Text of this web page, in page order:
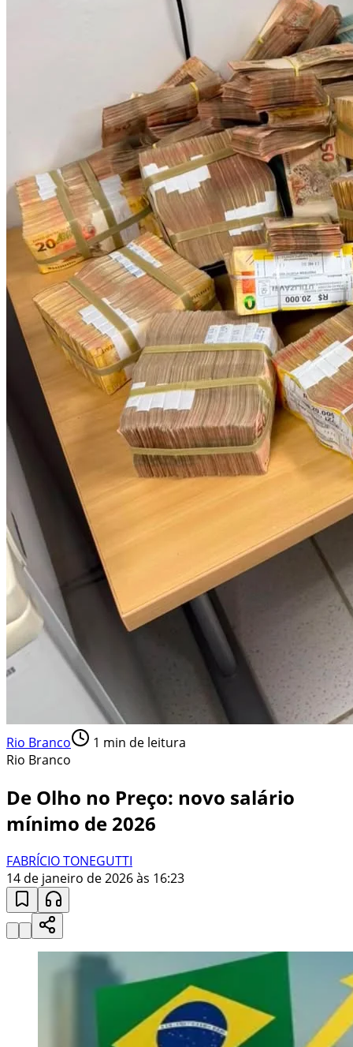
Rio Branco 1 min de leitura
Rio Branco
De Olho no Preço: novo salário
mínimo de 2026
FABRÍCIO TONEGUTTI
14 de janeiro de 2026 às 16:23